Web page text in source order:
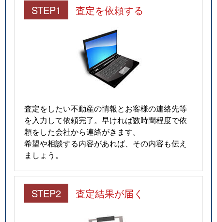
STEP1 査定を依頼する
査定をしたい不動産の情報とお客様の連絡先等
を入力して依頼完了。早ければ数時間程度で依
頼をした会社から連絡がきます。
希望や相談する内容があれば、その内容も伝え
ましょう。
STEP2 査定結果が届く